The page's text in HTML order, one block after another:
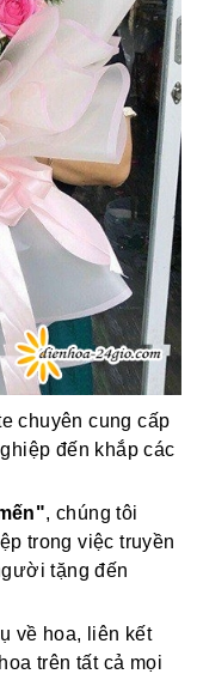
chuyên cung cấp
đến khắp các
, chúng tôi
trong việc truyền
tặng đến
về hoa, liên kết
trên tất cả mọi